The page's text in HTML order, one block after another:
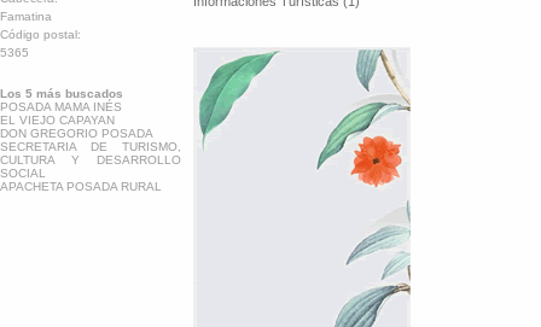
Famatina
Código postal:
5365
Los 5 más buscados
POSADA MAMA INÉS
EL VIEJO CAPAYAN
DON GREGORIO POSADA
SECRETARIA DE TURISMO,
CULTURA Y DESARROLLO
SOCIAL
APACHETA POSADA RURAL